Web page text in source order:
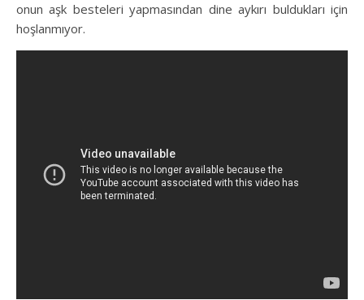
onun aşk besteleri yapmasından dine aykırı buldukları için
hoşlanmıyor.